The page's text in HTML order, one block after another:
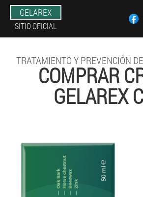
GELAREX
SITIO OFICIAL
TRATAMIENTO Y PREVENCIÓN
COMPRAR
GELAREX